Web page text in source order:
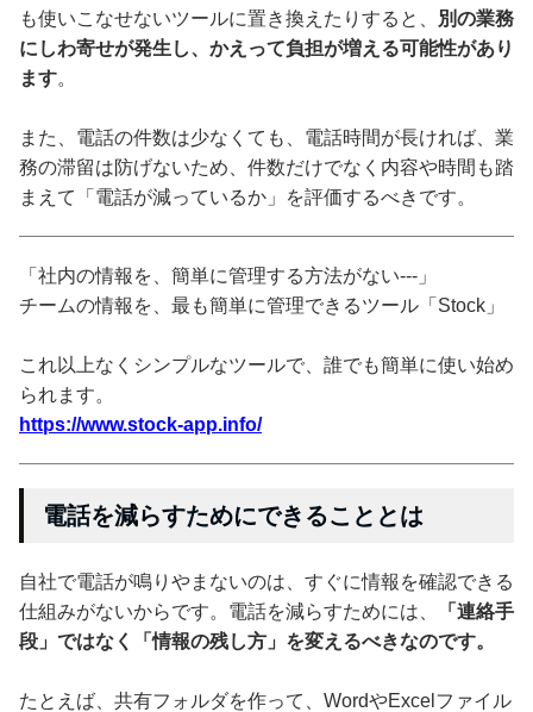
も使いこなせないツールに置き換えたりすると、
別の業務
にしわ寄せが発生し、かえって負担が増える可能性があり
ます。
また、電話の件数は少なくても、電話時間が長ければ、業
務の滞留は防げないため、件数だけでなく内容や時間も踏
まえて「電話が減っているか」を評価するべきです。
「社内の情報を、簡単に管理する方法がない---」
チームの情報を、最も簡単に管理できるツール「Stock」
これ以上なくシンプルなツールで、誰でも簡単に使い始め
られます。
https://www.stock-app.info/
電話を減らすためにできることとは
自社で電話が鳴りやまないのは、すぐに情報を確認できる
仕組みがないからです。電話を減らすためには、
「連絡手
段」ではなく「情報の残し方」を変えるべきなのです。
たとえば、共有フォルダを作って、WordやExcelファイル